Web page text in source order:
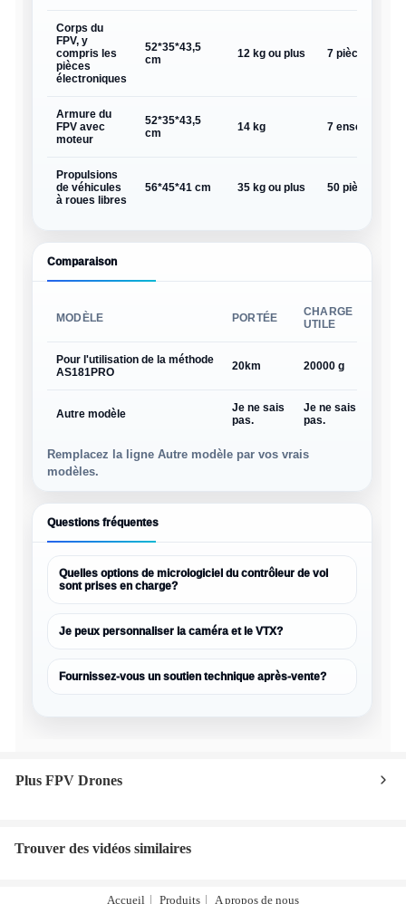
Corps du
FPV, y
compris les
pièces
électroniques
52*35*43,5
cm
12 kg ou plus 7 pièces par
Armure du
FPV avec
moteur
52*35*43,5
cm
14 kg 7 ensembles
Propulsions
de véhicules
à roues libres
56*45*41 cm 35 kg ou plus 50 pièces par
Comparaison
MODÈLE PORTÉE
CHARGE
UTILE
Pour l'utilisation de la méthode
AS181PRO
20km 20000 g
Autre modèle
Je ne sais
pas.
Je ne sais
pas.
Remplacez la ligne Autre modèle par vos vrais
modèles.
Questions fréquentes
Quelles options de micrologiciel du contrôleur de vol
sont prises en charge?
Je peux personnaliser la caméra et le VTX?
Fournissez-vous un soutien technique après-vente?
Plus FPV Drones
Trouver des vidéos similaires
Accueil Produits A propos de nous